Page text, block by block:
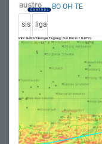
BO OH TE
sis liga